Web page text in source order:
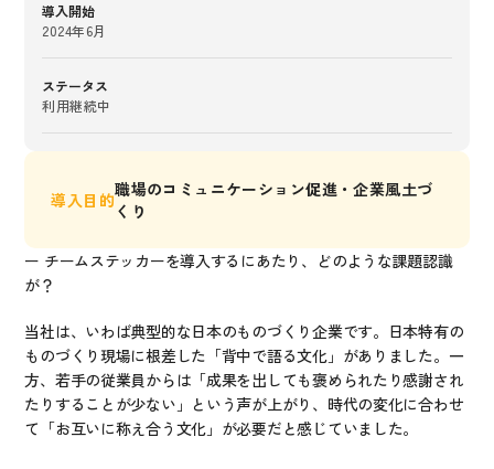
導入開始
2024年6月
ステータス
利用継続中
導入目的職場のコミュニケーション促進・企業風土づ
くり
ー チームステッカーを導入するにあたり、どのような課題認識
が？
当社は、いわば典型的な日本のものづくり企業です。日本特有の
ものづくり現場に根差した「背中で語る文化」がありました。一
方、若手の従業員からは「成果を出しても褒められたり感謝され
たりすることが少ない」という声が上がり、時代の変化に合わせ
て「お互いに称え合う文化」が必要だと感じていました。